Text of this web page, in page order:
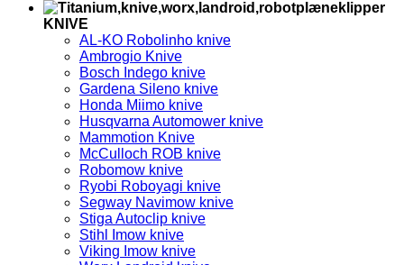
KNIVE
AL-KO Robolinho knive
Ambrogio Knive
Bosch Indego knive
Gardena Sileno knive
Honda Miimo knive
Husqvarna Automower knive
Mammotion Knive
McCulloch ROB knive
Robomow knive
Ryobi Roboyagi knive
Segway Navimow knive
Stiga Autoclip knive
Stihl Imow knive
Viking Imow knive